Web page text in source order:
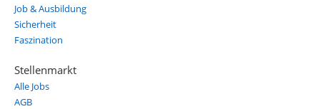
Job & Ausbildung
Sicherheit
Faszination
Stellenmarkt
Alle Jobs
AGB